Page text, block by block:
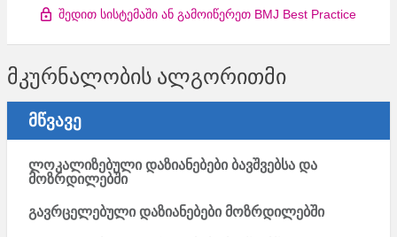
შედით სისტემაში ან გამოიწერეთ BMJ Best Practice
მკურნალობის ალგორითმი
მწვავე
ლოკალიზებული დაზიანებები ბავშვებსა და
მოზრდილებში
გავრცელებული დაზიანებები მოზრდილებში